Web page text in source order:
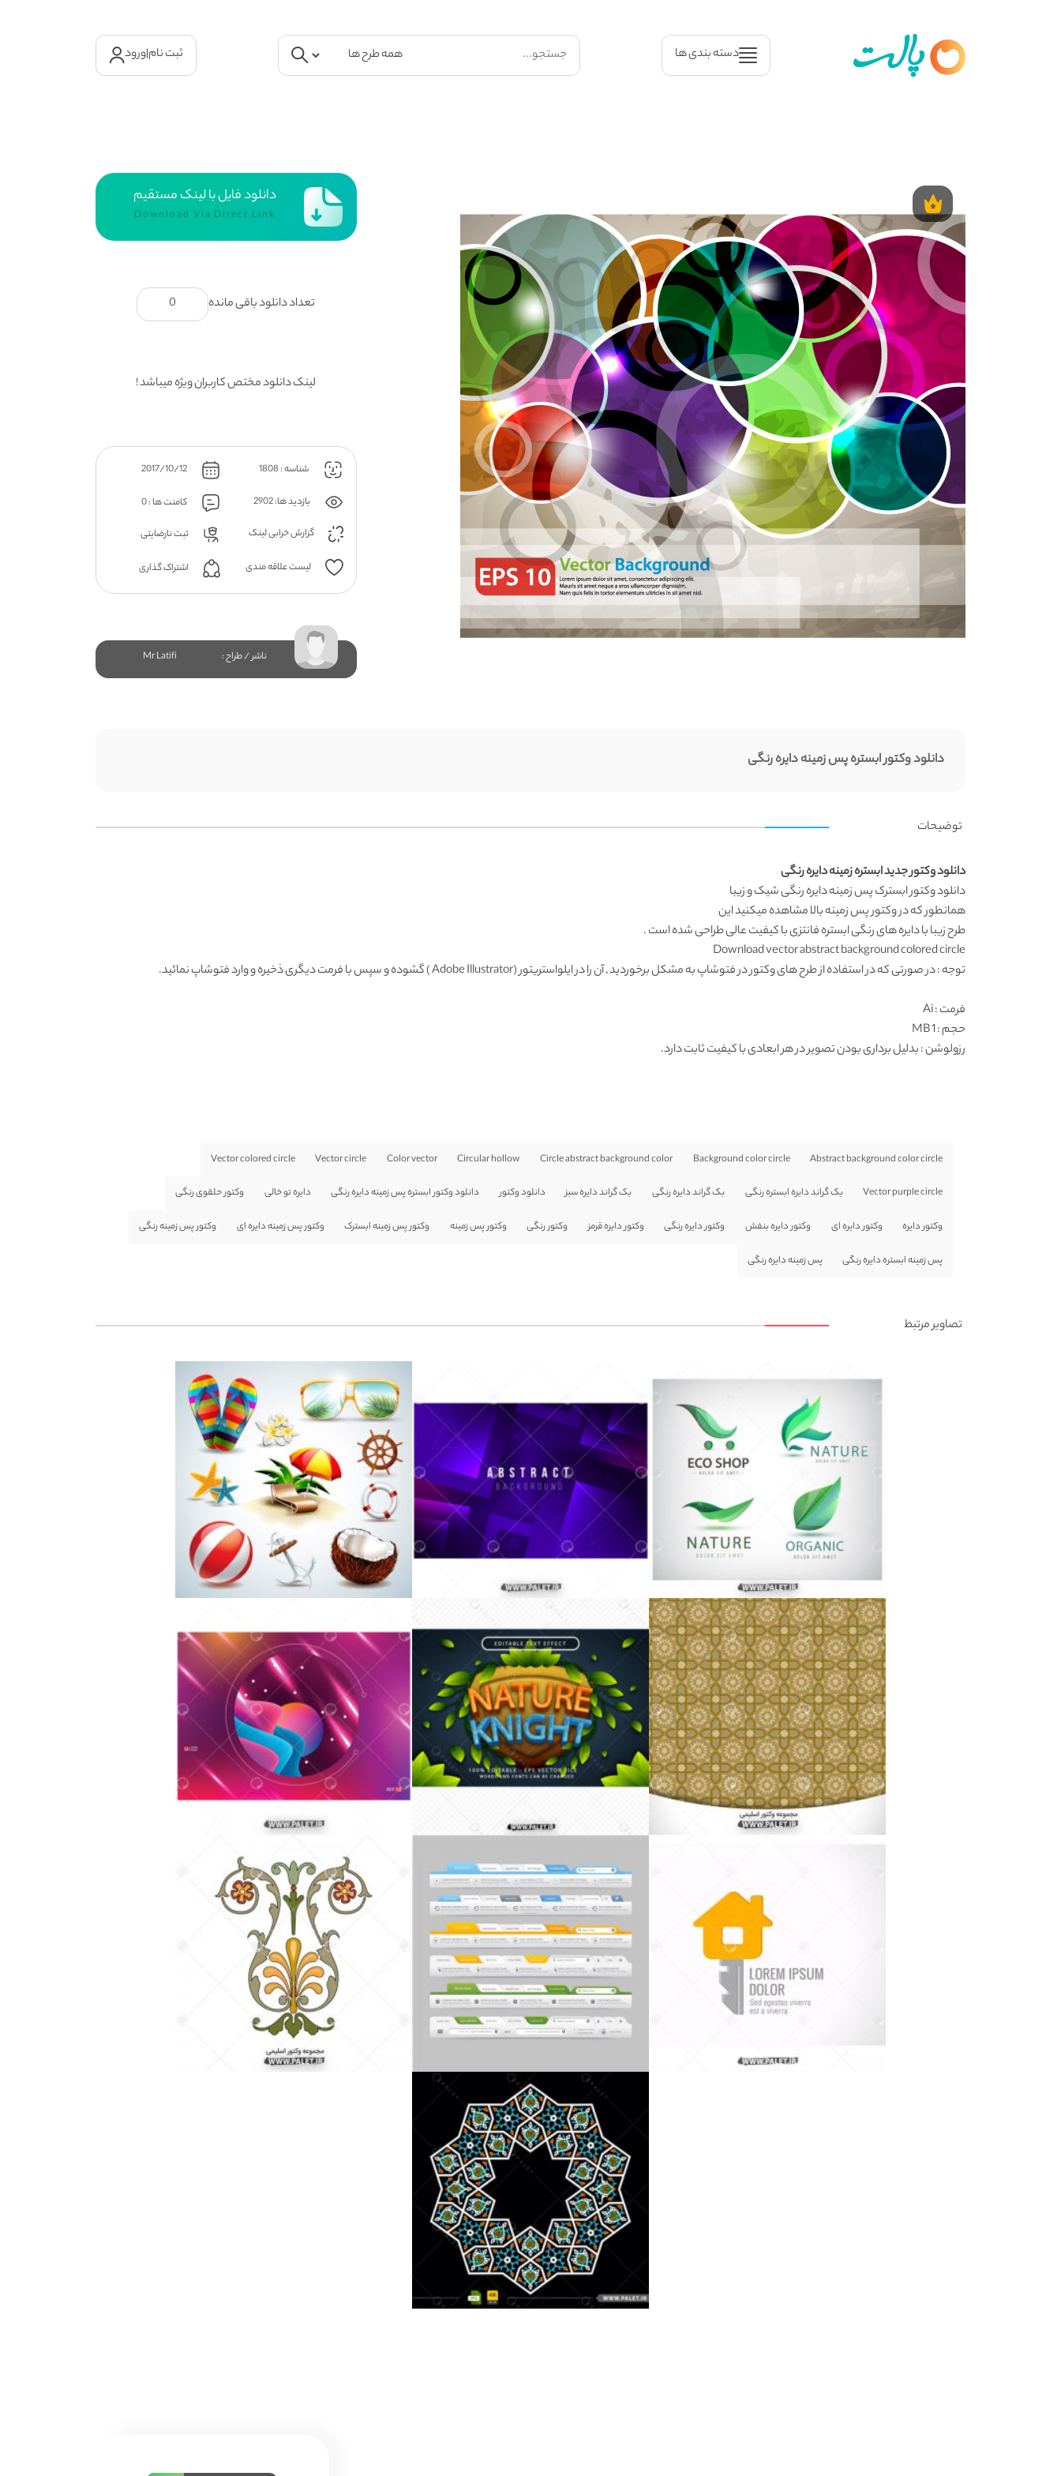
دسته بندی ها ثبت نام|ورود
دانلود فایل با لینک مستقیم
Download Via Direct Link
تعداد دانلود باقی مانده 0
لینک دانلود مختص کاربران ویژه میباشد !
شناسه : 1808 2017/10/12
بازدید ها: 2902
کامنت ها : 0
گزارش خرابی لینک
ثبت نارضایتی
لیست علاقه مندی اشتراک گذاری
ناشر / طراح : Mr Latifi
دانلود وکتور ابستره پس زمینه دایره رنگی
توضیحات
دانلود وکتور جدید ابستره زمینه دایره رنگی
دانلود وکتورابسترک پس زمینه دایره رنگی شیک و زیبا
همانطور که دروکتور پس زمینهبالا مشاهده میکنید این
طرح زیبا با دایره های رنگی ابستره فانتزی با کیفیت عالی طراحی شده است .
Download vector abstract background colored circle
توجه : در صورتی که در استفاده از طرح های وکتور در فتوشاپ به مشکل برخوردید , آن را در ایلواستریتور (Adobe Illustrator ) گشوده و سپس با فرمت دیگری ذخیره و وارد فتوشاپ نمائید.
فرمت: Ai
حجم : 1 MB
رزولوشن: بدلیل برداری بودن تصویر در هر ابعادی با کیفیت ثابت دارد.
Abstract background color circle
Background color circle
Circle abstract background color
Circular hollow
Color vector
Vector circle
Vector colored circle
Vector purple circle بک گراند دایره ابستره رنگی بک گراند دایره رنگی بک گراند دایره سبز دانلود وکتور دانلود وکتور ابستره پس زمینه دایره رنگی دایره تو خالی وکتور حلقوی رنگی
وکتور دایره وکتور دایره ای وکتور دایره بنفش وکتور دایره رنگی وکتور دایره قرمز وکتور رنگی وکتور پس زمینه وکتور پس زمینه ابسترک وکتور پس زمینه دایره ای وکتور پس زمینه رنگی
پس زمینه ابستره دایره رنگی پس زمینه دایره رنگی
تصاویر مرتبط